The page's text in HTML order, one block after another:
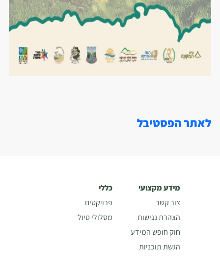
לאתר הפסטיבל
כללי
פרויקטים
מסלולי טיול
מידע מקצועי
צור קשר
הצהרת נגישות
חוק חופש המידע
הגשת תוכניות